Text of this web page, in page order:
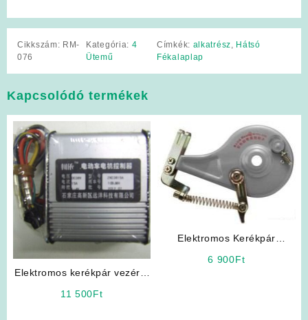
Cikkszám: RM-
076
Kategória: 4
Ütemű
Címkék: alkatrész, Hátsó
Fékalaplap
Kapcsolódó termékek
Elektromos kerékpár vezérlő
11 500Ft
Elektromos Kerékpár
6 900Ft